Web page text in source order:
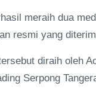
meraih dua
resmi yang
diraih oleh
Serpong